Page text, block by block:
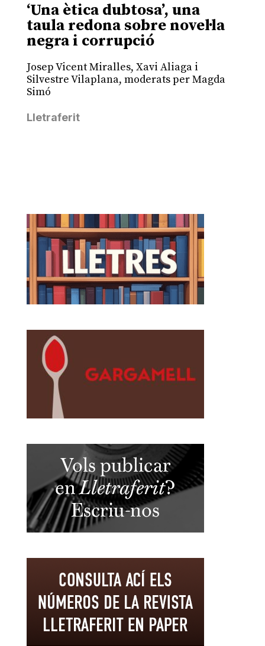
‘Una ètica dubtosa’, una
taula redona sobre novel·la
negra i corrupció
Josep Vicent Miralles, Xavi Aliaga i
Silvestre Vilaplana, moderats per Magda
Simó
Lletraferit